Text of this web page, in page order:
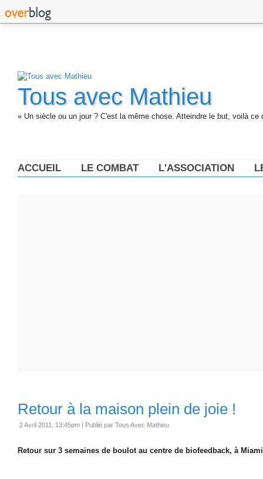
Tous avec Mathieu
« Un siècle ou un jour ? C'est la même chose. Atteindre le but, voilà ce
ACCUEIL LE COMBAT L'ASSOCIATION
Retour à la maison plein de joie !
2 Avril 2011, 13:45pm | Publié par Tous Avec Mathieu
Retour sur 3 semaines de boulot au centre de biofeedback, à